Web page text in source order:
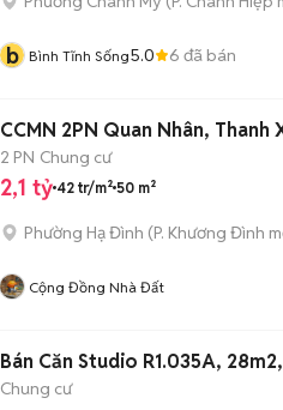
b Bình Tĩnh Sống5.0 6 đã bán
CCMN 2PN Quan Nhân, Thanh
2 PN Chung cư
2,1 tỷ 42 tr/m² 50 m²
Phường Hạ Đình (P. Khương Đình
Cộng Đồng Nhà Đất
Bán Căn Studio R1.035A,
Chung cư